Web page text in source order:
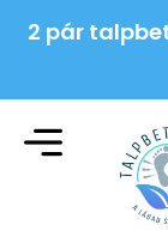
2 pár